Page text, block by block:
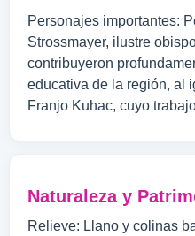
Personajes importantes:
Strossmayer, ilustre
contribuyeron
educativa de la región, al
Franjo Kuhac, cuyo
Naturaleza y
Relieve: Llano y colinas